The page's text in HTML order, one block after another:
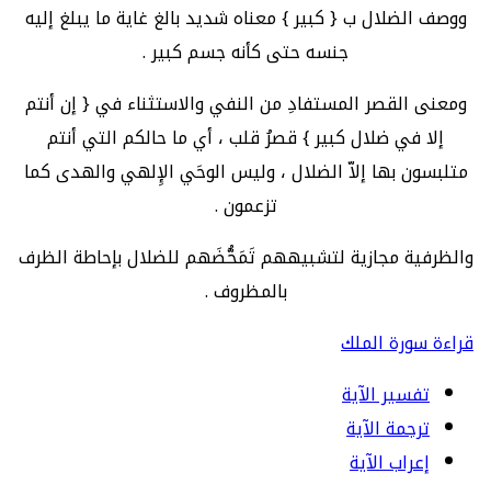
ووصف الضلال ب { كبير } معناه شديد بالغ غاية ما يبلغ إليه
جنسه حتى كأنه جسم كبير .
ومعنى القصر المستفادِ من النفي والاستثناء في { إن أنتم
إلا في ضلال كبير } قصرُ قلب ، أي ما حالكم التي أنتم
متلبسون بها إلاّ الضلال ، وليس الوحَي الإِلهي والهدى كما
تزعمون .
والظرفية مجازية لتشبيههم تَمَحُّضَهم للضلال بإحاطة الظرف
بالمظروف .
قراءة سورة الملك
تفسير الآية
ترجمة الآية
إعراب الآية